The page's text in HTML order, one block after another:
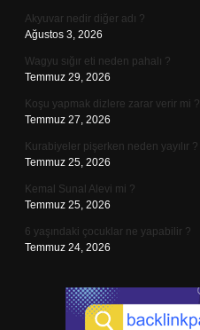
Akyuvar nedir diğer adı ?
Ağustos 3, 2026
Wagyu sığır eti neden pahalı ?
Temmuz 29, 2026
Koşu yapmak dizlere zarar verir mi ?
Temmuz 27, 2026
Kurabiyeler pişerken neden yayılır ?
Temmuz 25, 2026
Kemal Sunal Alevi mi ?
Temmuz 25, 2026
6 yaşındaki çocuklar ne yapabilir ?
Temmuz 24, 2026